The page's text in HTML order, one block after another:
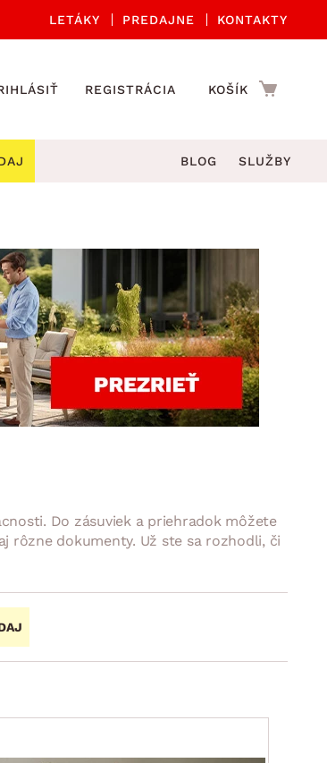
LETÁKY PREDAJNE KONTAKTY
REGISTRÁCIA KOŠÍK
Kuchynské príslušenstvo
Kúpeľňové doplnky
Záhradné doplnky
VIANOCE
kreslá
BLOG SLUŽBY
Do zásuviek a priehradok môžete
rôzne dokumenty. Už ste sa rozhodli, či